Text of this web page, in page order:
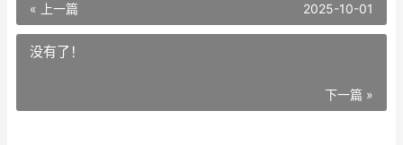
« 上一篇 2025-10-01
没有了！
下一篇 »